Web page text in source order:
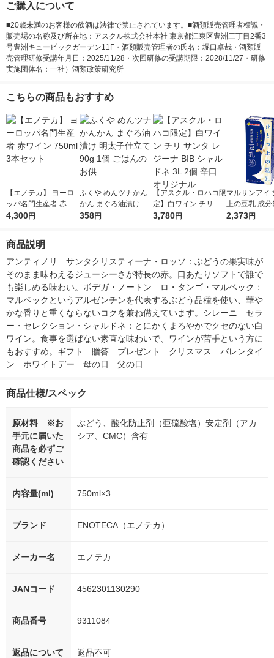
ご購入について
■20歳未満のお客様の飲酒は法律で禁止されています。■酒類販売管理者標識・
販売場の名称及び所在地：アスクル株式会社本社 東京都江東区豊洲三丁目2番3
号豊洲キュービックガーデン11F・酒類販売管理者の氏名：堀口卓哉・酒類販
売管理研修受講年月日：2025/11/28・次回研修の受講期限：2028/11/27・研修
実施団体名：一社）酒類政策研究所
こちらの商品もおすすめ
【エノテカ】 ヨーロ
ッパ名門生産者 赤ワ
イン 750ml 3本セット
4,300円
ふくや めんツナかん
かん まぐろ油漬け 明
太子仕立て 90g 1個
358円
【アスクル・ロハコ限
定】白ワイン チリ サ
ンタ レジーナ BIB シ
3,780円
マルサンアイ
上の豆乳 成分
豆乳 200ml 1
2,373円
商品説明
アンティノリ　サンタクリスティーナ・ロッソ：ぶどうの果実味が
そのまま味わえるジューシーさが特長の赤。口あたりソフトで誰で
も楽しめる味わい。ボデガ・ノートン　ロ・タンゴ・マルベック：
マルベックというアルゼンチンを代表するぶどう品種を使い、華や
かな香りと重くならないコクを兼ね備えています。シレーニ　セラ
ー・セレクション・シャルドネ：とにかくまろやかでクセのない白
ワイン。食事を選ばない素直な味わいで、ワインが苦手という方に
もおすすめ。ギフト　贈答　プレゼント　クリスマス　バレンタイ
ン　ホワイトデー　母の日　父の日
商品仕様/スペック
原材料 ※お
手元に届いた
商品を必ずご
確認ください
ぶどう、酸化防止剤（亜硫酸塩）安定剤（アカ
シア、CMC）含有
内容量(ml) 750ml×3
ブランド ENOTECA（エノテカ）
メーカー名 エノテカ
JANコード 4562301130290
商品番号 9311084
返品について 返品不可